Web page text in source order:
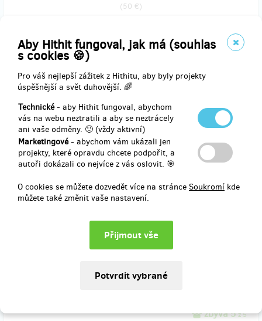
Aby Hithit fungoval, jak má (souhlas
s cookies 🍪)
Pro váš nejlepší zážitek z Hithitu, aby byly projekty
úspěšnější a svět duhovější. 🌈
Technické- aby Hithit fungoval, abychom
vás na webu neztratili a aby se neztrácely
ani vaše odměny. 🙂 (vždy aktivní)
Marketingové- abychom vám ukázali jen
projekty, které opravdu chcete podpořit, a
autoři dokázali co nejvíce z vás oslovit. 🎯
O cookies se můžete dozvedět více na stránce Soukromí kde
můžete také změnit vaše nastavení.
(50 €)
prodáno 0
Taška Prague Art Metropolis
naší exkluzivní taškou na výstavu "Prague Art Metropolis Exhibit
Tote Bag." Tato stylová a robustní taška se vyznačuje jedinečným
designem inspirovaným eklektickým uměním prezentovaným na
našich exponátech. Není to jen taška; je nositelným kusem živé
kulturní tapisérie, která definuje pražskou uměleckou krajinu.
Ideální pro umělecké nadšence, sběratele nebo kohokoli, kdo
tu svou a udělejte prohlášení a zároveň podpořte prosperující
uměleckou scénu v Praze!
Doručení odměny: Zásilkovna, déle než rok po ukončení projektu na
zbývá 5z 5